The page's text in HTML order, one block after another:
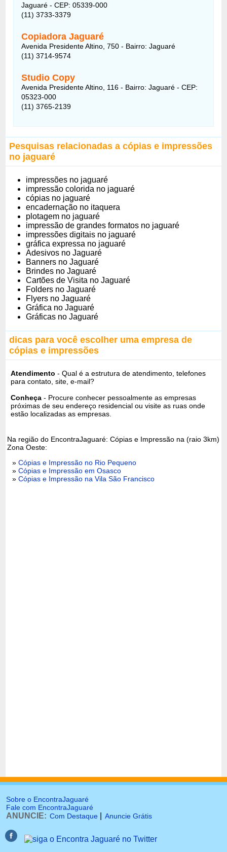
Jaguaré - CEP: 05339-000
(11) 3733-3379
Copiadora Jaguaré
Avenida Presidente Altino, 750 - Bairro: Jaguaré
(11) 3714-9574
Studio Copy
Avenida Presidente Altino, 116 - Bairro: Jaguaré - CEP:
05323-000
(11) 3765-2139
Pesquisas relacionadas a cópias e impressões
no jaguaré
impressões no jaguaré
impressão colorida no jaguaré
cópias no jaguaré
encadernação no itaquera
plotagem no jaguaré
impressão de grandes formatos no jaguaré
impressões digitais no jaguaré
gráfica expressa no jaguaré
Adesivos no Jaguaré
Banners no Jaguaré
Brindes no Jaguaré
Cartões de Visita no Jaguaré
Folders no Jaguaré
Flyers no Jaguaré
Gráfica no Jaguaré
Gráficas no Jaguaré
dicas para você escolher uma empresa de
cópias e impressões
Atendimento - Qual é a estrutura de atendimento, telefones
para contato, site, e-mail?
Conheça - Procure conhecer pessoalmente as empresas
próximas de seu endereço residencial ou visite as ruas onde
estão localizadas as empresas.
Na região do EncontraJaguaré: Cópias e Impressão na (raio 3km)
Zona Oeste:
»Cópias e Impressão no Rio Pequeno
»Cópias e Impressão em Osasco
»Cópias e Impressão na Vila São Francisco
Sobre o EncontraJaguaré
Fale com EncontraJaguaré
ANUNCIE: Com Destaque Anuncie Grátis